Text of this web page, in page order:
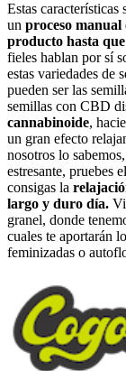
Estas
un proceso manual
producto hasta
fieles hablan por sí
estas variedades de
pueden ser las
semillas con CBD
cannabinoide,
un gran efecto
nosotros lo
estresante, pruebes
consigas la
largo y duro día.
granel, donde
cuales te aportarán
feminizadas o